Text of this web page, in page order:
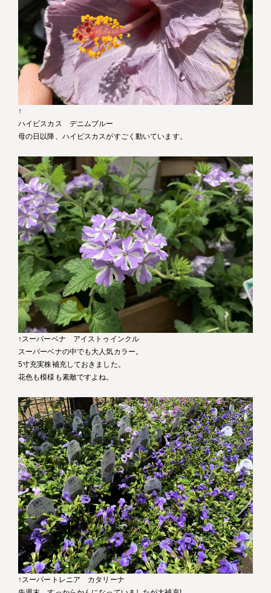
↑
ハイビスカス デニムブルー
母の日以降、ハイビスカスがすごく動いています。
↑スーパーベナ アイストゥインクル
スーパーベナの中でも大人気カラー。
5寸充実株補充しておきました。
花色も模様も素敵ですよね。
↑スーパートレニア カタリーナ